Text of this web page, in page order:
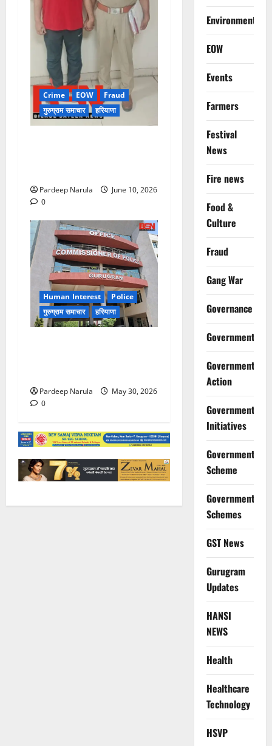
Crime EOW
Fraud
गुरुग्राम समाचार
हरियाणा
Pardeep Narula
June 10, 2026
0
Human Interest
Police
गुरुग्राम समाचार
हरियाणा
Pardeep Narula
May 30, 2026
0
Environment
EOW
Events
Farmers
Festival
News
Fire news
Food &
Culture
Fraud
Gang War
Governance
Government
Government
Action
Government
Initiatives
Government
Scheme
Government
Schemes
GST News
Gurugram
Updates
HANSI
NEWS
Health
Healthcare
Technology
HSVP